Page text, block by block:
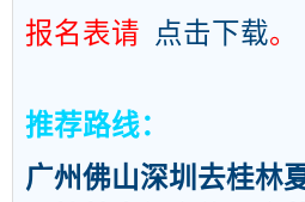
报名表请
点击下载。
推荐路线：
广州佛山深圳去桂林